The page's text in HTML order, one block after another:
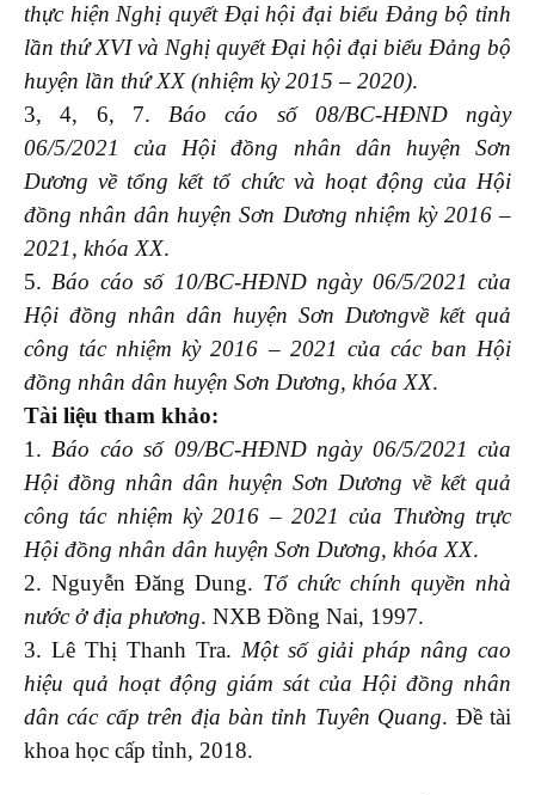
thực hiện Nghị quyết Đại hội đại biểu Đảng bộ tỉnh
lần thứ XVI và Nghị quyết Đại hội đại biểu Đảng bộ
huyện lần thứ XX (nhiệm kỳ 2015 – 2020).
3, 4, 6, 7. Báo cáo số 08/BC-HĐND ngày
06/5/2021 của Hội đồng nhân dân huyện Sơn
Dương về tổng kết tổ chức và hoạt động của Hội
đồng nhân dân huyện Sơn Dương nhiệm kỳ 2016 –
2021, khóa XX.
5. Báo cáo số 10/BC-HĐND ngày 06/5/2021 của
Hội đồng nhân dân huyện Sơn Dươngvề kết quả
công tác nhiệm kỳ 2016 – 2021 của các ban Hội
đồng nhân dân huyện Sơn Dương, khóa XX.
Tài liệu tham khảo:
1. Báo cáo số 09/BC-HĐND ngày 06/5/2021 của
Hội đồng nhân dân huyện Sơn Dương về kết quả
công tác nhiệm kỳ 2016 – 2021 của Thường trực
Hội đồng nhân dân huyện Sơn Dương, khóa XX.
2. Nguyễn Đăng Dung. Tổ chức chính quyền nhà
nước ở địa phương. NXB Đồng Nai, 1997.
3. Lê Thị Thanh Tra. Một số giải pháp nâng cao
hiệu quả hoạt động giám sát của Hội đồng nhân
dân các cấp trên địa bàn tỉnh Tuyên Quang. Đề tài
khoa học cấp tỉnh, 2018.